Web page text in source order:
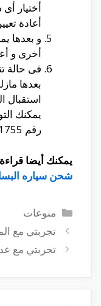
أختيار
أعادة
و بعدها
أخرى و
فى حالة
بعدها
استقبال
يمكنك
رقم 1755.
يمكنك أيضا
شحن سياره
التصنيفات
منوعات
تجربتي مع
تجربتي مع